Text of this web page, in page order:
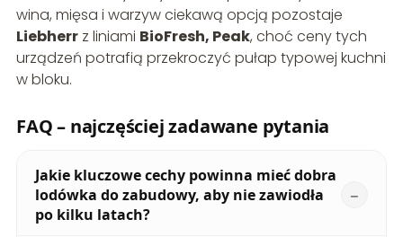
wina, mięsa i warzyw ciekawą opcją pozostaje
Liebherrz liniami BioFresh, Peak, choć ceny tych
urządzeń potrafią przekroczyć pułap typowej kuchni
w bloku.
FAQ – najczęściej zadawane pytania
Jakie kluczowe cechy powinna mieć dobra
lodówka do zabudowy, aby nie zawiodła
po kilku latach?